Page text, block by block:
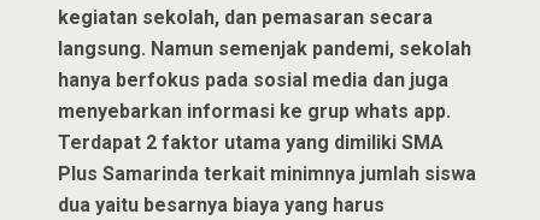
kegiatan sekolah, dan pemasaran secara
langsung. Namun semenjak pandemi, sekolah
hanya berfokus pada sosial media dan juga
menyebarkan informasi ke grup whats app.
Terdapat 2 faktor utama yang dimiliki SMA
Plus Samarinda terkait minimnya jumlah siswa
dua yaitu besarnya biaya yang harus